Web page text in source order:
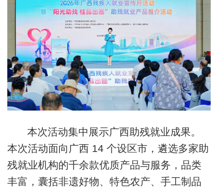
本次活动集中展示广西助残就业成果。
本次活动面向广西 14 个设区市，遴选多家助
残就业机构的千余款优质产品与服务，品类
丰富，囊括非遗好物、特色农产、手工制品